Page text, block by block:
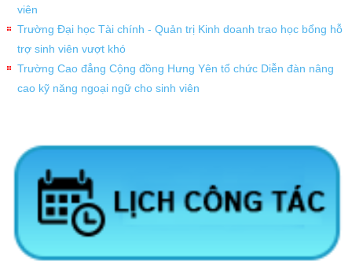
viên
Trường Đại học Tài chính - Quản trị Kinh doanh trao học bổng hỗ
trợ sinh viên vượt khó
Trường Cao đẳng Cộng đồng Hưng Yên tổ chức Diễn đàn nâng
cao kỹ năng ngoại ngữ cho sinh viên